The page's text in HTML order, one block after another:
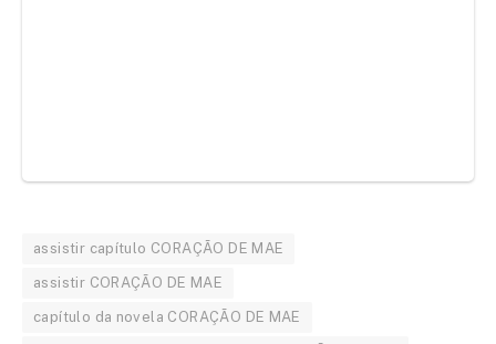
assistir capítulo CORAÇÃO DE MAE
assistir CORAÇÃO DE MAE
capítulo da novela CORAÇÃO DE MAE